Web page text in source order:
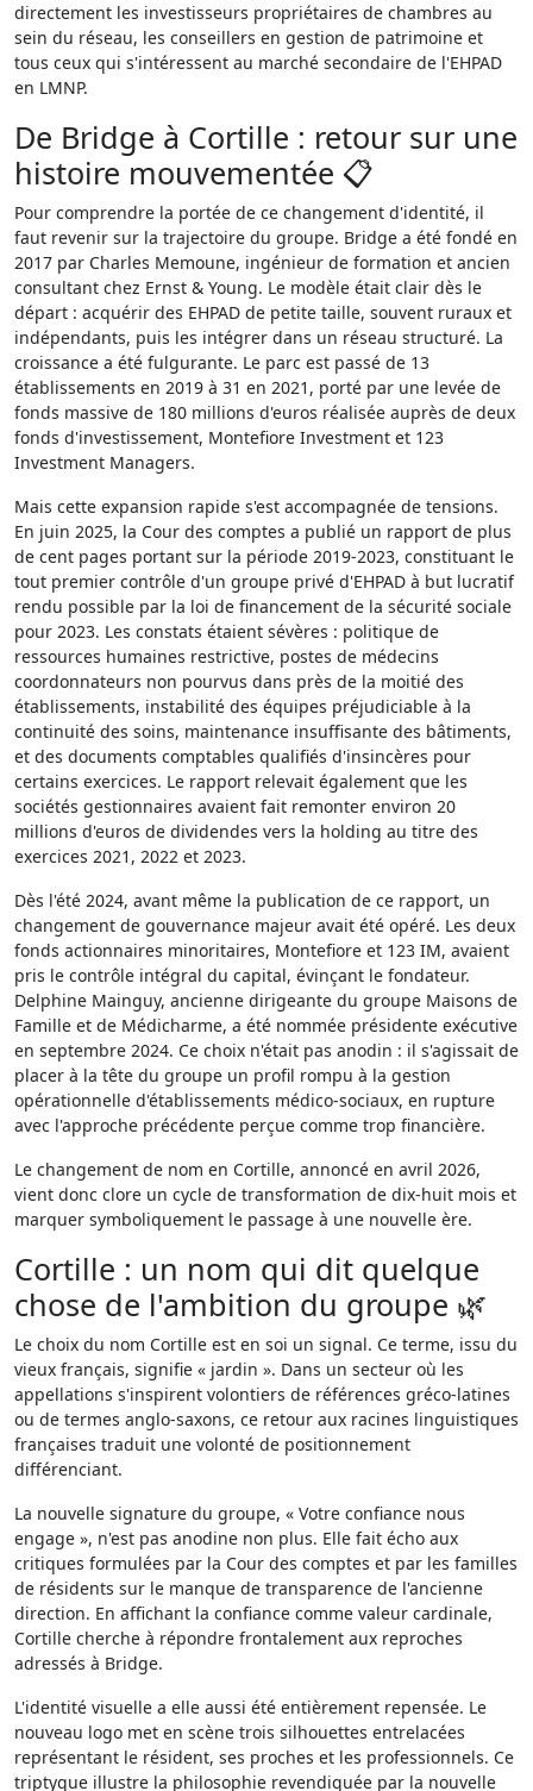
directement les investisseurs propriétaires de chambres au
sein du réseau, les conseillers en gestion de patrimoine et
tous ceux qui s'intéressent au marché secondaire de l'EHPAD
en LMNP.
De Bridge à Cortille : retour sur une
histoire mouvementée 📋
Pour comprendre la portée de ce changement d'identité, il
faut revenir sur la trajectoire du groupe. Bridge a été fondé en
2017 par Charles Memoune, ingénieur de formation et ancien
consultant chez Ernst & Young. Le modèle était clair dès le
départ : acquérir des EHPAD de petite taille, souvent ruraux et
indépendants, puis les intégrer dans un réseau structuré. La
croissance a été fulgurante. Le parc est passé de 13
établissements en 2019 à 31 en 2021, porté par une levée de
fonds massive de 180 millions d'euros réalisée auprès de deux
fonds d'investissement, Montefiore Investment et 123
Investment Managers.
Mais cette expansion rapide s'est accompagnée de tensions.
En juin 2025, la Cour des comptes a publié un rapport de plus
de cent pages portant sur la période 2019-2023, constituant le
tout premier contrôle d'un groupe privé d'EHPAD à but lucratif
rendu possible par la loi de financement de la sécurité sociale
pour 2023. Les constats étaient sévères : politique de
ressources humaines restrictive, postes de médecins
coordonnateurs non pourvus dans près de la moitié des
établissements, instabilité des équipes préjudiciable à la
continuité des soins, maintenance insuffisante des bâtiments,
et des documents comptables qualifiés d'insincères pour
certains exercices. Le rapport relevait également que les
sociétés gestionnaires avaient fait remonter environ 20
millions d'euros de dividendes vers la holding au titre des
exercices 2021, 2022 et 2023.
Dès l'été 2024, avant même la publication de ce rapport, un
changement de gouvernance majeur avait été opéré. Les deux
fonds actionnaires minoritaires, Montefiore et 123 IM, avaient
pris le contrôle intégral du capital, évinçant le fondateur.
Delphine Mainguy, ancienne dirigeante du groupe Maisons de
Famille et de Médicharme, a été nommée présidente exécutive
en septembre 2024. Ce choix n'était pas anodin : il s'agissait de
placer à la tête du groupe un profil rompu à la gestion
opérationnelle d'établissements médico-sociaux, en rupture
avec l'approche précédente perçue comme trop financière.
Le changement de nom en Cortille, annoncé en avril 2026,
vient donc clore un cycle de transformation de dix-huit mois et
marquer symboliquement le passage à une nouvelle ère.
Cortille : un nom qui dit quelque
chose de l'ambition du groupe 🌿
Le choix du nom Cortille est en soi un signal. Ce terme, issu du
vieux français, signifie « jardin ». Dans un secteur où les
appellations s'inspirent volontiers de références gréco-latines
ou de termes anglo-saxons, ce retour aux racines linguistiques
françaises traduit une volonté de positionnement
différenciant.
La nouvelle signature du groupe, « Votre confiance nous
engage », n'est pas anodine non plus. Elle fait écho aux
critiques formulées par la Cour des comptes et par les familles
de résidents sur le manque de transparence de l'ancienne
direction. En affichant la confiance comme valeur cardinale,
Cortille cherche à répondre frontalement aux reproches
adressés à Bridge.
L'identité visuelle a elle aussi été entièrement repensée. Le
nouveau logo met en scène trois silhouettes entrelacées
représentant le résident, ses proches et les professionnels. Ce
triptyque illustre la philosophie revendiquée par la nouvelle